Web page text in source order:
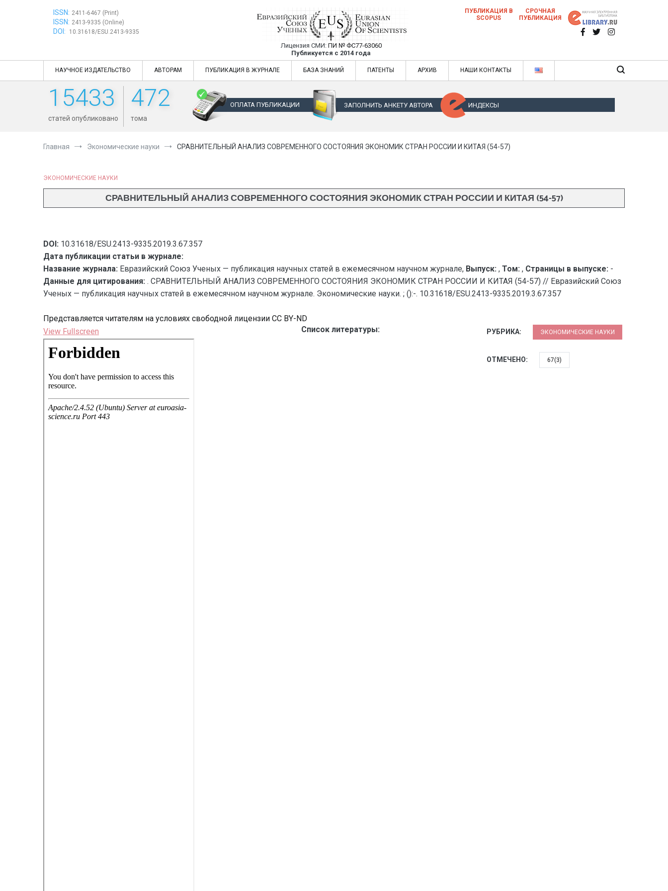
ISSN: 2411-6467 (Print)
ISSN: 2413-9335 (Online)
DOI: 10.31618/ESU.2413-9335
Евразийский Союз Ученых — публикация научных статей в ежемесячном научном
журнале
Лицензия СМИ: ПИ № ФС77-63060
Публикуется с 2014 года
Евразийский Союз Ученых — публикация научных статей в ежемесячном научном журнале
ПУБЛИКАЦИЯ В
SCOPUS
СРОЧНАЯ
ПУБЛИКАЦИЯ
НАУЧНОЕ ИЗДАТЕЛЬСТВО АВТОРАМ ПУБЛИКАЦИЯ В ЖУРНАЛЕ БАЗА ЗНАНИЙ ПАТЕНТЫ АРХИВ НАШИ КОНТАКТЫ
15433
статей опубликовано
472
тома
ОПЛАТА ПУБЛИКАЦИИ ЗАПОЛНИТЬ АНКЕТУ АВТОРА ИНДЕКСЫ
Главная Экономические науки СРАВНИТЕЛЬНЫЙ АНАЛИЗ СОВРЕМЕННОГО СОСТОЯНИЯ ЭКОНОМИК СТРАН РОССИИ И КИТАЯ (54-57)
ЭКОНОМИЧЕСКИЕ НАУКИ
СРАВНИТЕЛЬНЫЙ АНАЛИЗ СОВРЕМЕННОГО СОСТОЯНИЯ ЭКОНОМИК СТРАН РОССИИ И КИТАЯ (54-57)
DOI: 10.31618/ESU.2413-9335.2019.3.67.357
Дата публикации статьи в журнале:
Название журнала: Евразийский Союз Ученых — публикация научных статей в ежемесячном научном журнале, Выпуск: , Том: , Страницы в выпуске: -
Данные для цитирования: . СРАВНИТЕЛЬНЫЙ АНАЛИЗ СОВРЕМЕННОГО СОСТОЯНИЯ ЭКОНОМИК СТРАН РОССИИ И КИТАЯ (54-57) // Евразийский Союз
Ученых — публикация научных статей в ежемесячном научном журнале. Экономические науки. ; ():-. 10.31618/ESU.2413-9335.2019.3.67.357
Представляется читателям на условиях свободной лицензии CC BY-ND
View Fullscreen
Перейти
содержимому
PDF
Список литературы: РУБРИКА: ЭКОНОМИЧЕСКИЕ НАУКИ
ОТМЕЧЕНО: 67(3)